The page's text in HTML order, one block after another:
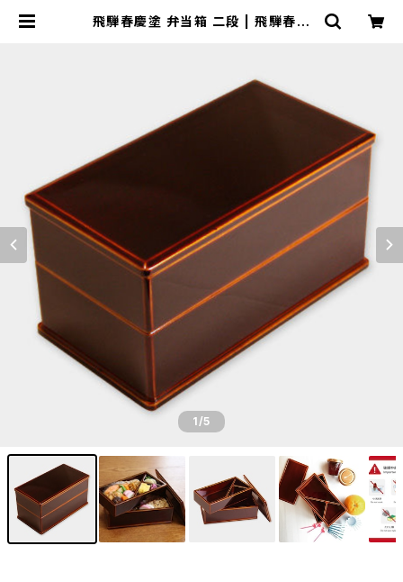
飛騨春慶塗 弁当箱 二段 | 飛騨春慶
1/5